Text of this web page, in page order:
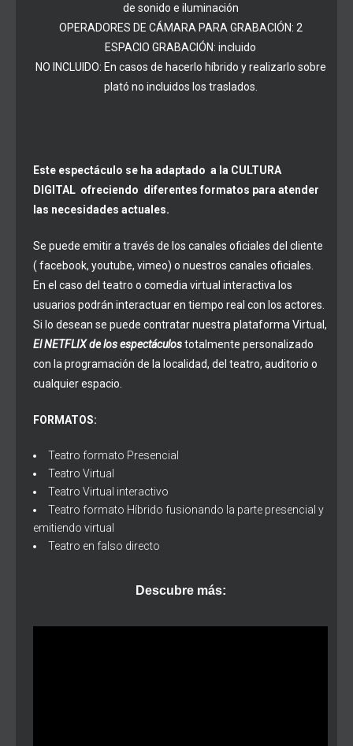
de sonido e iluminación
OPERADORES DE CÁMARA PARA GRABACIÓN: 2
ESPACIO GRABACIÓN: incluido
NO INCLUIDO: En casos de hacerlo híbrido y realizarlo sobre
plató no incluidos los traslados.
Este espectáculo se ha adaptado a la CULTURA
DIGITAL ofreciendo diferentes formatos para atender
las necesidades actuales.
Se puede emitir a través de los canales oficiales del cliente
( facebook, youtube, vimeo) o nuestros canales oficiales.
En el caso del teatro o comedia virtual interactiva los
usuarios podrán interactuar en tiempo real con los actores.
Si lo desean se puede contratar nuestra plataforma Virtual,
El NETFLIX de los espectáculostotalmente personalizado
con la programación de la localidad, del teatro, auditorio o
cualquier espacio.
FORMATOS:
Teatro formato Presencial
Teatro Virtual
Teatro Virtual interactivo
Teatro formato Híbrido fusionando la parte presencial y
emitiendo virtual
Teatro en falso directo
Descubre más: